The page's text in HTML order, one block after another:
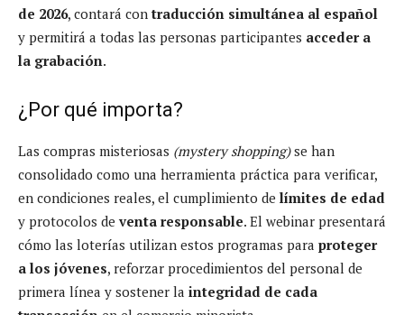
de 2026, contará contraducción simultánea al español
y permitirá a todas las personas participantes acceder a
la grabación.
¿Por qué importa?
Las compras misteriosas (mystery shopping)se han
consolidado como una herramienta práctica para verificar,
en condiciones reales, el cumplimiento de límites de edad
y protocolos de venta responsable. El webinar presentará
cómo las loterías utilizan estos programas para proteger
a los jóvenes, reforzar procedimientos del personal de
primera línea y sostener la integridad de cada